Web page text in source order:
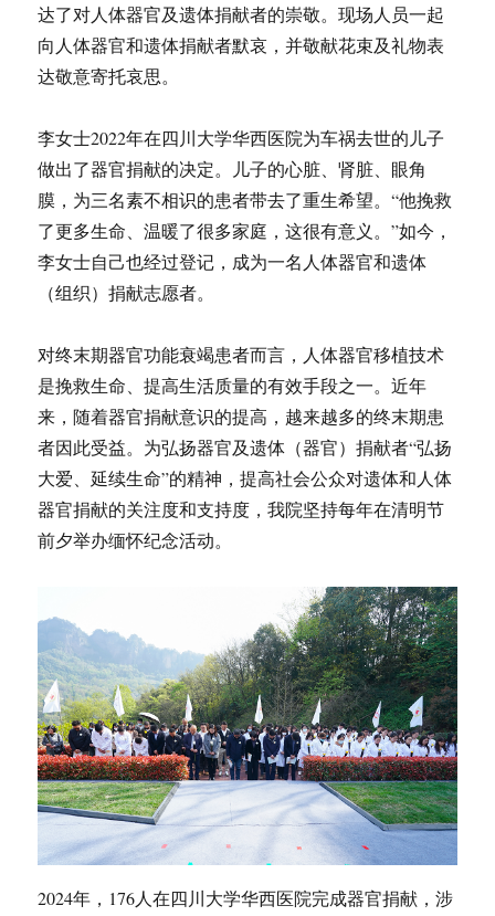
达了对人体器官及遗体捐献者的崇敬。现场人员一起
向人体器官和遗体捐献者默哀，并敬献花束及礼物表
达敬意寄托哀思。
李女士2022年在四川大学华西医院为车祸去世的儿子
做出了器官捐献的决定。儿子的心脏、肾脏、眼角
膜，为三名素不相识的患者带去了重生希望。“他挽救
了更多生命、温暖了很多家庭，这很有意义。”如今，
李女士自己也经过登记，成为一名人体器官和遗体
（组织）捐献志愿者。
对终末期器官功能衰竭患者而言，人体器官移植技术
是挽救生命、提高生活质量的有效手段之一。近年
来，随着器官捐献意识的提高，越来越多的终末期患
者因此受益。为弘扬器官及遗体（器官）捐献者“弘扬
大爱、延续生命”的精神，提高社会公众对遗体和人体
器官捐献的关注度和支持度，我院坚持每年在清明节
前夕举办缅怀纪念活动。
2024年，176人在四川大学华西医院完成器官捐献，涉